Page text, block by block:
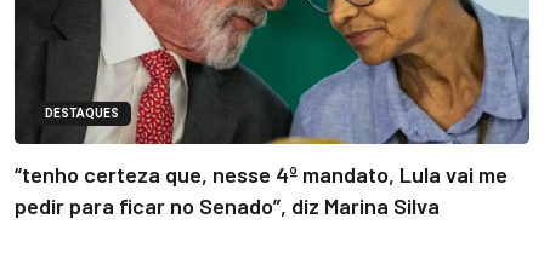
DESTAQUES
“tenho certeza que, nesse 4º mandato, Lula vai me
pedir para ficar no Senado”, diz Marina Silva